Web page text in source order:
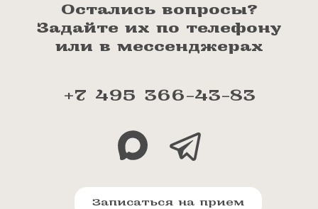
Остались вопросы?
Задайте их по телефону
или в мессенджерах
+7 495 366-43-83
Записаться на прием